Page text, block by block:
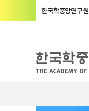
한국학중앙연구원